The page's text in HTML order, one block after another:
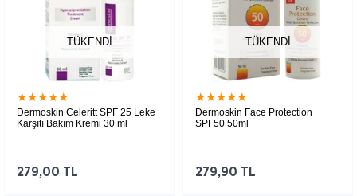
TÜKENDI
★★★★★
Dermoskin Celeritt SPF 25 Leke
Karşıtı Bakım Kremi 30 ml
279,00 TL
TÜKENDI
★★★★★
Dermoskin Face Protection
SPF50 50ml
279,90 TL